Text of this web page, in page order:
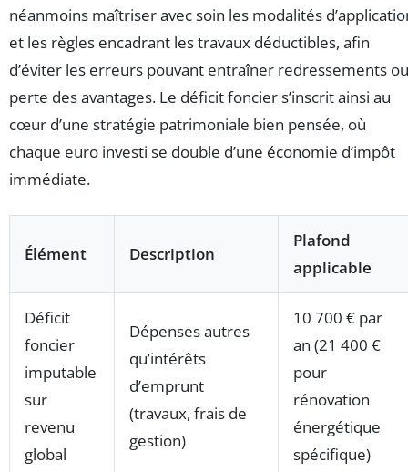
néanmoins maîtriser avec soin les modalités
et les règles encadrant les travaux déductibles, afin
d’éviter les erreurs pouvant entraîner redressements ou
perte des avantages. Le déficit foncier s’inscrit ainsi au
cœur d’une stratégie patrimoniale bien pensée, où
chaque euro investi se double d’une économie d’impôt
immédiate.
Élément Description
Plafond
applicable
Déficit
foncier
imputable
sur
revenu
global
Dépenses autres
qu’intérêts
d’emprunt
(travaux, frais de
gestion)
10 700 € par
an (21 400 €
pour
rénovation
énergétique
spécifique)